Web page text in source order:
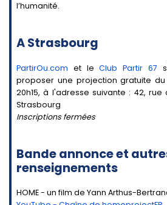
l’humanité.
A Strasbourg
PartirOu.com et leClub Partir 67
proposer une projection gratuite du
20h15, à l'adresse suivante : 42, rue
Strasbourg
Inscriptions fermées
Bande annonce et
renseignements
HOME - un film de Yann Arthus-